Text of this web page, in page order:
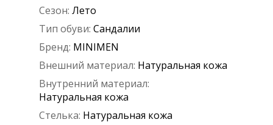
Сезон: Лето
Тип обуви: Сандалии
Бренд: MINIMEN
Внешний материал: Натуральная кожа
Внутренний материал:
Натуральная кожа
Стелька: Натуральная кожа